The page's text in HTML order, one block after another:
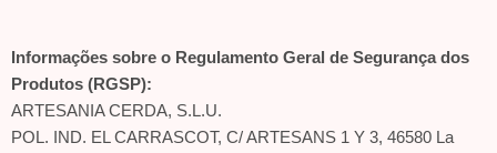
Informações sobre o Regulamento Geral de Segurança dos
Produtos (RGSP):
ARTESANIA CERDA, S.L.U.
POL. IND. EL CARRASCOT, C/ ARTESANS 1 Y 3, 46580 La